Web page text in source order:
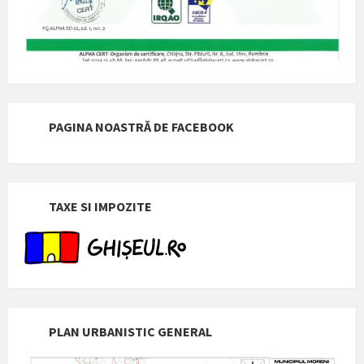
PAGINA NOASTRĂ DE FACEBOOK
TAXE SI IMPOZITE
PLAN URBANISTIC GENERAL